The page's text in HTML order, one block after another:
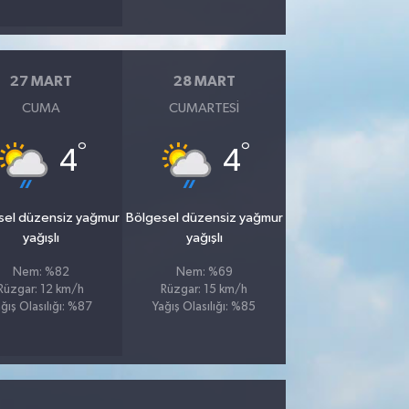
27 MART
CUMA
4°
düzensiz yağmur
yağışlı
Nem: %82
12 km/h
Olasılığı: %87
28 MART
CUMARTESI
4°
Bölgesel düzensiz yağmur
yağışlı
Nem: %69
Rüzgar: 15 km/h
Yağış Olasılığı: %85